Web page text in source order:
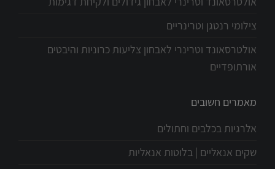
צילומי רנטגן וטרינריים
אולטרסאונד וטרינרי לאבחון צליעות כרוניות והיבטים
אורתופדיים
מאמרים חשובים
אלרגיות בכלבים וחתולים
שקים אנאליים | בלוטות אנאליות